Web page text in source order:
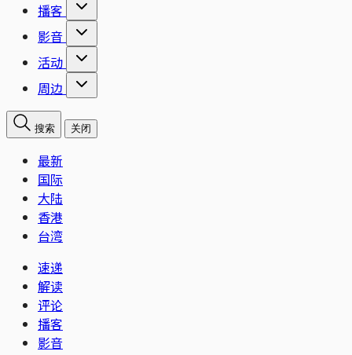
播客
影音
活动
周边
搜索 关闭
最新
国际
大陆
香港
台湾
速递
解读
评论
播客
影音